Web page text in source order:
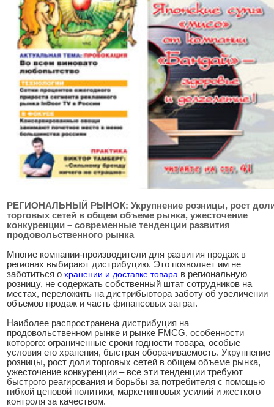
РЕГИОНАЛЬНЫЙ РЫНОК: Укрупнение розницы, рост
торговых сетей в общем объеме рынка, ужесточение
конкуренции – современные тенденции развития
продовольственного рынка
Многие компании-производители для развития продаж в
регионах выбирают дистрибуцию. Это позволяет им не
заботиться о хранении и доставке товара в региональную
розницу, не содержать собственный штат сотрудников на
местах, переложить на дистрибьютора заботу об увеличении
объемов продаж и часть финансовых затрат.
Наиболее распространена дистрибуция на
продовольственном рынке и рынке FMCG, особенности
которого: ограниченные сроки годности товара, особые
условия его хранения, быстрая оборачиваемость. Укрупнение
розницы, рост доли торговых сетей в общем объеме рынка,
ужесточение конкуренции – все эти тенденции требуют
быстрого реагирования и борьбы за потребителя с помощью
гибкой ценовой политики, маркетинговых усилий и жесткого
контроля за качеством.